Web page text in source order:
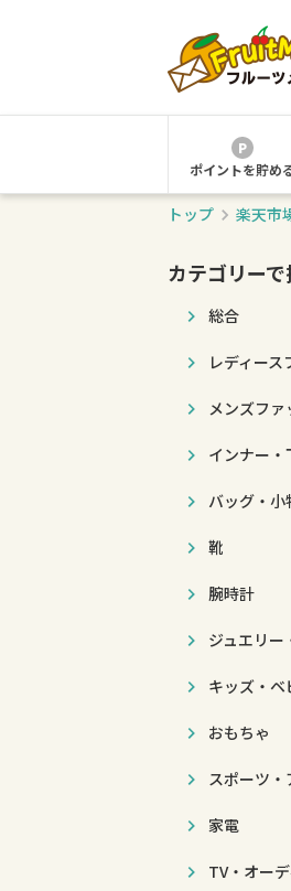
ポイントを貯め
トップ 楽天市
カテゴリーで
総合
レディース
メンズファ
インナー
バッグ・
靴
腕時計
ジュエリー
キッズ・ベ
おもちゃ
スポーツ
家電
TV・オー